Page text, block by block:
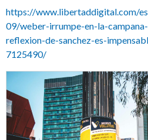
https://www.libertaddigital.com/
09/weber-irrumpe-en-la-
reflexion-de-sanchez-es-
7125490/